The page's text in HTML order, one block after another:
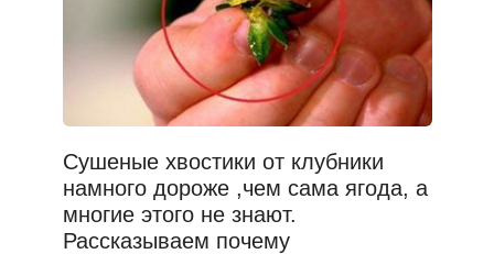
Сушеные хвостики от клубники
намного дороже ,чем сама ягода, а
многие этого не знают.
Рассказываем почему